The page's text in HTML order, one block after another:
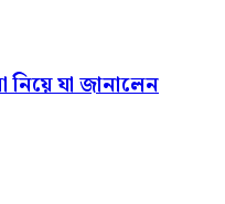
যা জানালেন